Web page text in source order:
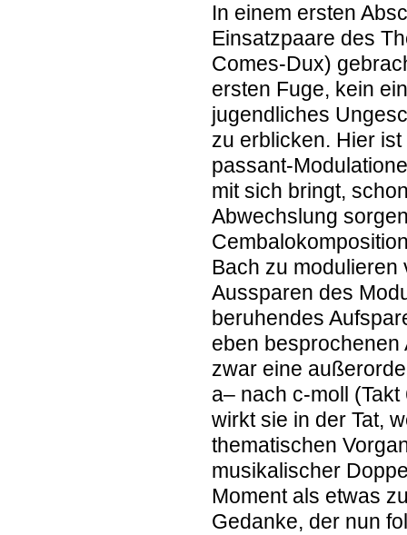
In einem ersten
Einsatzpaare des
Comes-Dux)
ersten Fuge, kein
jugendliches
zu erblicken. Hier
passant-
mit sich bringt,
Abwechslung
Bach zu modulieren
Aussparen des
beruhendes
eben besprochenen
zwar eine
a– nach c-moll
wirkt sie in der Tat,
thematischen
musikalischer
Moment als etwas
Gedanke, der nun